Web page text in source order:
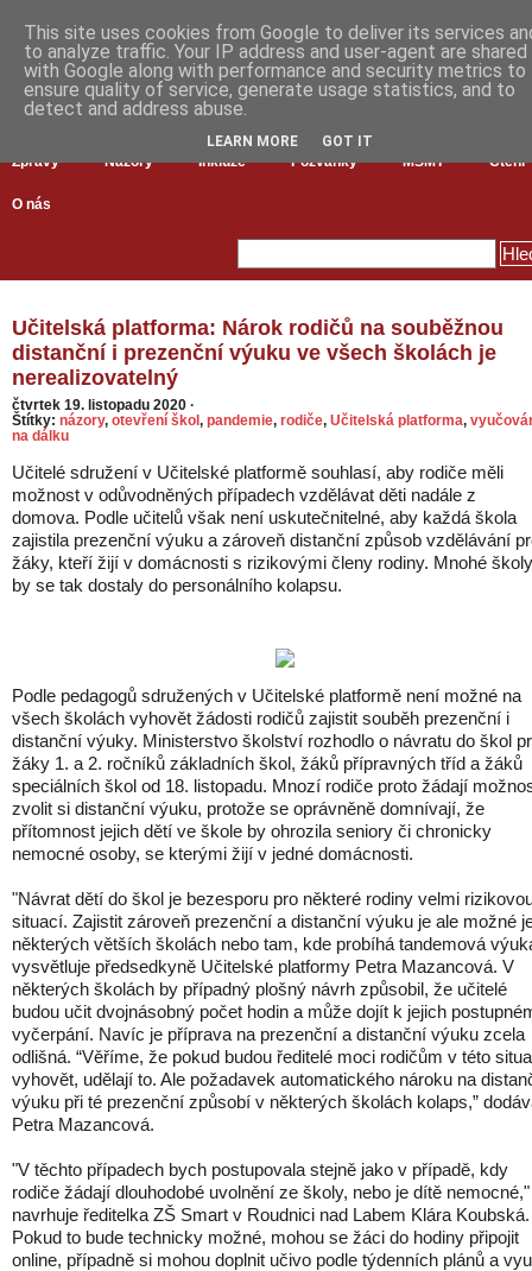
Zprávy Názory Inkluze Pozvánky MŠMT Čtení
O nás
Učitelská platforma: Nárok rodičů na souběžnou
distanční i prezenční výuku ve všech školách je
nerealizovatelný
čtvrtek 19. listopadu 2020 ·
Štítky: názory, otevření škol, pandemie, rodiče, Učitelská platforma,
na dálku
Učitelé sdružení v Učitelské platformě souhlasí, aby rodiče měli
možnost v odůvodněných případech vzdělávat děti nadále z
domova. Podle učitelů však není uskutečnitelné, aby každá škola
zajistila prezenční výuku a zároveň distanční způsob vzdělávání
žáky, kteří žijí v domácnosti s rizikovými členy rodiny. Mnohé školy
by se tak dostaly do personálního kolapsu.
Podle pedagogů sdružených v Učitelské platformě není možné na
všech školách vyhovět žádosti rodičů zajistit souběh prezenční i
distanční výuky. Ministerstvo školství rozhodlo o návratu do škol
žáky 1. a 2. ročníků základních škol, žáků přípravných tříd a žáků
speciálních škol od 18. listopadu. Mnozí rodiče proto žádají
zvolit si distanční výuku, protože se oprávněně domnívají, že
přítomnost jejich dětí ve škole by ohrozila seniory či chronicky
nemocné osoby, se kterými žijí v jedné domácnosti.
"Návrat dětí do škol je bezesporu pro některé rodiny velmi
situací. Zajistit zároveň prezenční a distanční výuku je ale možné
některých větších školách nebo tam, kde probíhá tandemová
vysvětluje předsedkyně Učitelské platformy Petra Mazancová. V
některých školách by případný plošný návrh způsobil, že učitelé
budou učit dvojnásobný počet hodin a může dojít k jejich
vyčerpání. Navíc je příprava na prezenční a distanční výuku zcela
odlišná. “Věříme, že pokud budou ředitelé moci rodičům v této
vyhovět, udělají to. Ale požadavek automatického nároku na
výuku při té prezenční způsobí v některých školách kolaps,”
Petra Mazancová.
"V těchto případech bych postupovala stejně jako v případě, kdy
rodiče žádají dlouhodobé uvolnění ze školy, nebo je dítě nemocné,"
navrhuje ředitelka ZŠ Smart v Roudnici nad Labem Klára Koubská.
Pokud to bude technicky možné, mohou se žáci do hodiny připojit
online, případně si mohou doplnit učivo podle týdenních plánů a
This site uses cookies from Google to deliver its services
to analyze traffic. Your IP address and user-agent are shared
with Google along with performance and security metrics to
ensure quality of service, generate usage statistics, and to
detect and address abuse.
LEARN MORE GOT IT